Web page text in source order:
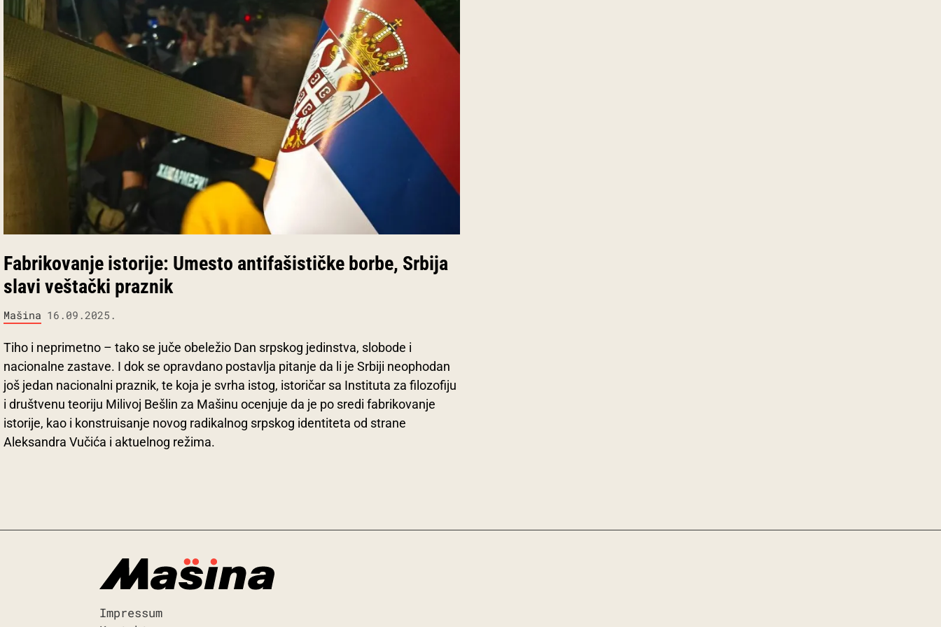
Fabrikovanje istorije: Umesto antifašističke borbe, Srbija
slavi veštački praznik
Mašina 16.09.2025.
Tiho i neprimetno – tako se juče obeležio Dan srpskog jedinstva, slobode i
nacionalne zastave. I dok se opravdano postavlja pitanje da li je Srbiji neophodan
još jedan nacionalni praznik, te koja je svrha istog, istoričar sa Instituta za filozofiju
i društvenu teoriju Milivoj Bešlin za Mašinu ocenjuje da je po sredi fabrikovanje
istorije, kao i konstruisanje novog radikalnog srpskog identiteta od strane
Aleksandra Vučića i aktuelnog režima.
Impressum